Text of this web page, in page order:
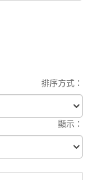
排序方式：
顯示：